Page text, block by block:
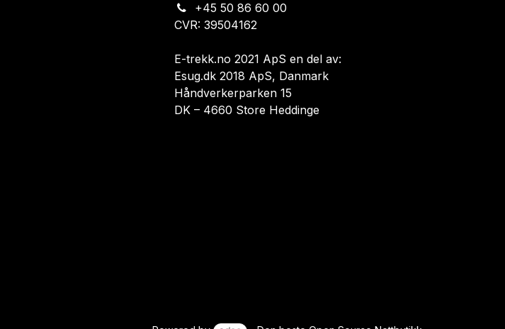
+45 50 86 60 00
CVR: 39504162
E-trekk.no 2021 ApS en del av:
Esug.dk 2018 ApS, Danmark
Håndverkerparken 15
DK – 4660 Store Heddinge